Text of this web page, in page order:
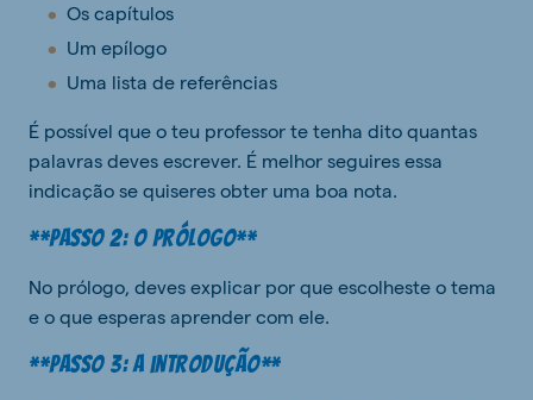
Os capítulos
Um epílogo
Uma lista de referências
É possível que o teu professor te tenha dito quantas
palavras deves escrever. É melhor seguires essa
indicação se quiseres obter uma boa nota.
**Passo 2: O prólogo**
No prólogo, deves explicar por que escolheste o tema
e o que esperas aprender com ele.
**Passo 3: A introdução**